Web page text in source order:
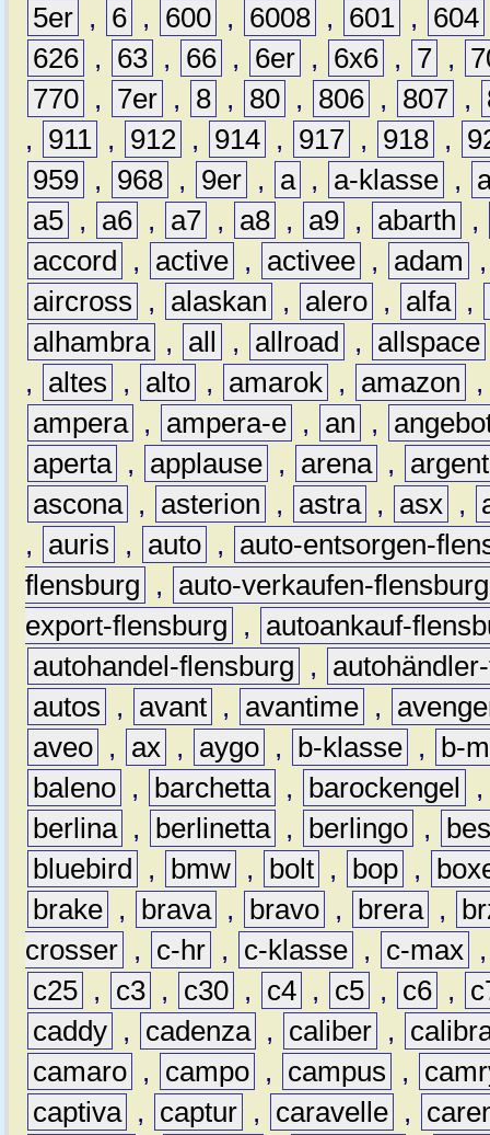
5er , 6 , 600 , 6008 , 601 , 604
626 , 63 , 66 , 6er , 6x6 , 7 ,
770 , 7er , 8 , 80 , 806 , 807 ,
,
911 , 912 , 914 , 917 , 918 ,
959 , 968 , 9er , a , a-klasse ,
a5 , a6 , a7 , a8 , a9 , abarth
,
accord
, active , activee , adam
aircross
, alaskan , alero , alfa ,
alhambra , all , allroad , allspace
,
altes , alto , amarok , amazon
ampera , ampera-e , an ,
aperta , applause , arena ,
ascona , asterion , astra , asx ,
,
auris , auto ,
auto-entsorgen-
flensburg
,
auto-verkaufen-flensburg
export-flensburg
,
autoankauf-
autohandel-flensburg
,
autos
, avant , avantime ,
aveo , ax , aygo , b-klasse ,
b-
baleno , barchetta , barockengel
berlina , berlinetta , berlingo ,
bluebird
, bmw , bolt , bop ,
brake , brava , bravo , brera ,
crosser , c-hr , c-klasse , c-max
c25 , c3 , c30 , c4 , c5 , c6 ,
caddy , cadenza , caliber ,
camaro , campo , campus ,
captiva , captur , caravelle ,